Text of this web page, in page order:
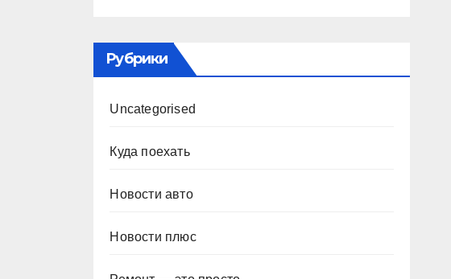
Рубрики
Uncategorised
Куда поехать
Новости авто
Новости плюс